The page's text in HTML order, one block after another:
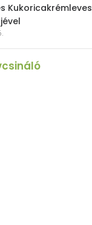
Kukoricakrémleves